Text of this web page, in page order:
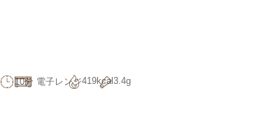
10分 電子レンジ419kcal3.4g